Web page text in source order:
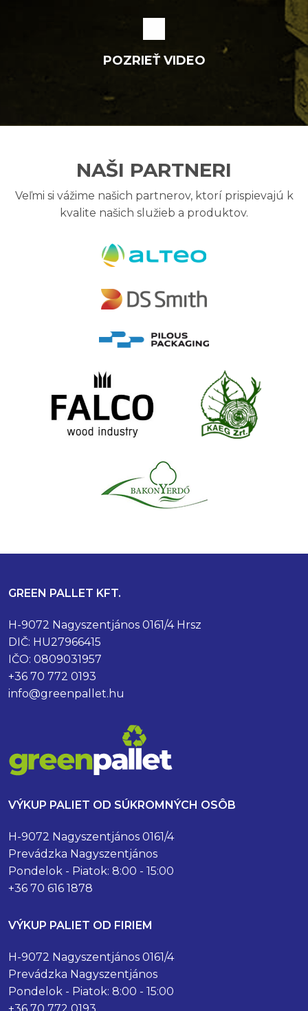
POZRIEŤ VIDEO
NAŠI PARTNERI
Veľmi si vážime našich partnerov, ktorí prispievajú k
kvalite našich služieb a produktov.
GREEN PALLET KFT.
H-9072 Nagyszentjános 0161/4 Hrsz
DIČ: HU27966415
IČO: 0809031957
+36 70 772 0193
info@greenpallet.hu
VÝKUP PALIET OD SÚKROMNÝCH OSÔB
H-9072 Nagyszentjános 0161/4
Prevádzka Nagyszentjános
Pondelok - Piatok: 8:00 - 15:00
+36 70 616 1878
VÝKUP PALIET OD FIRIEM
H-9072 Nagyszentjános 0161/4
Prevádzka Nagyszentjános
Pondelok - Piatok: 8:00 - 15:00